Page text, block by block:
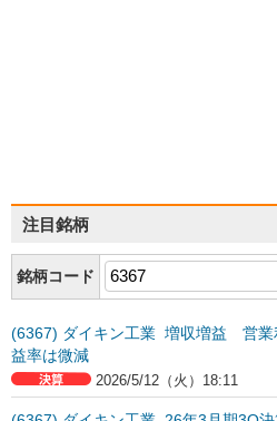
注目銘柄
銘柄コード
(6367) ダイキン工業 増収増益 営業
益率は微減
2026/5/12（火）18:11